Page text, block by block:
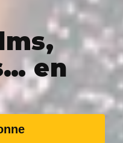
en